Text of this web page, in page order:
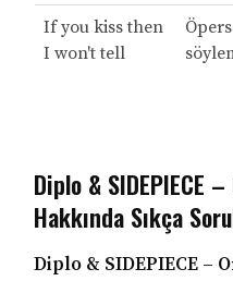
If you kiss then
I won't tell
Diplo & SIDEPIECE
Hakkında Sıkça
Diplo & SIDEPIECE –